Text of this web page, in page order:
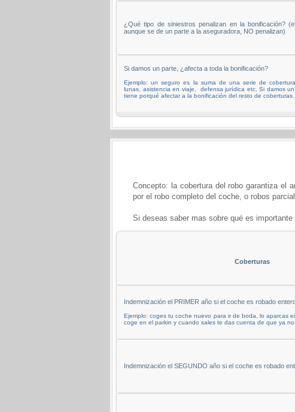
¿Qué tipo de siniestros penalizan en la bonificación?
aunque se de un parte a la aseguradora, NO penalizan)
Si damos un parte, ¿afecta a toda la bonificación?
Ejemplo: un seguro es la suma de una serie de
lunas, asistencia en viaje, defensa jurídica etc. Si damos
tiene porqué afectar a la bonificación del resto de coberturas.
Concepto: la cobertura del robo garantiza el
por el robo completo del coche, o robos
Si deseas saber mas sobre qué es
Coberturas
Indemnización el PRIMER año si el coche es robado
Ejemplo: coges tu coche nuevo para ir de boda, lo aparcas
coge en el parkin y cuando sales te das cuenta de que ya no
Indemnización el SEGUNDO año si el coche es robado